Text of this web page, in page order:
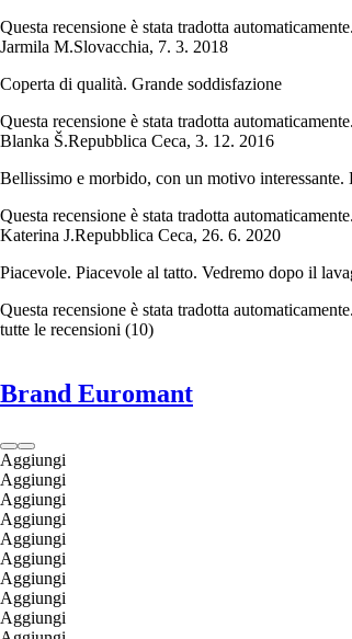
Questa recensione è stata tradotta automaticamente.
Jarmila M.Slovacchia, 7. 3. 2018
Coperta di qualità. Grande soddisfazione
Questa recensione è stata tradotta automaticamente.
Blanka Š.Repubblica Ceca, 3. 12. 2016
Bellissimo e morbido, con un motivo
Questa recensione è stata tradotta automaticamente.
Katerina J.Repubblica Ceca, 26. 6. 2020
Piacevole. Piacevole al tatto. Vedremo dopo il
Questa recensione è stata tradotta automaticamente.
tutte le recensioni (10)
Brand Euromant
Aggiungi
Aggiungi
Aggiungi
Aggiungi
Aggiungi
Aggiungi
Aggiungi
Aggiungi
Aggiungi